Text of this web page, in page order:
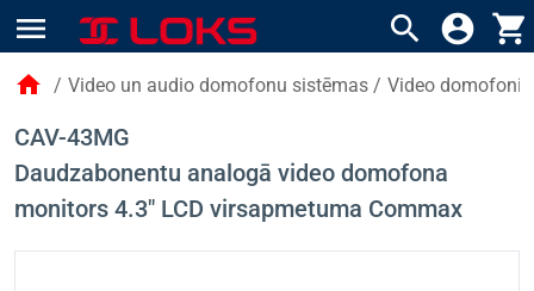
menu search account_circle shopping_cart
home / Video un audio domofonu sistēmas / Video domofoni
CAV-43MG
Daudzabonentu analogā video domofona
monitors 4.3" LCD virsapmetuma Сommax